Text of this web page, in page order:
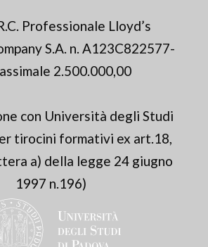
Professionale Lloyd’s
S.A. n. A123C822577-
2.500.000,00
con Università degli Studi
tirocini formativi ex art.18,
a) della legge 24 giugno
1997 n.196)